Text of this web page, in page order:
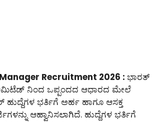
Recruitment 2026 : ಭಾರತ್
ನಿಂದ ಒಪ್ಪಂದದ ಆಧಾರದ ಮೇಲೆ
ಭರ್ತಿಗೆ ಅರ್ಹ ಹಾಗೂ ಆಸಕ್ತ
ಆಹ್ವಾನಿಸಲಾಗಿದೆ. ಹುದ್ದೆಗಳ ಭರ್ತಿಗೆ